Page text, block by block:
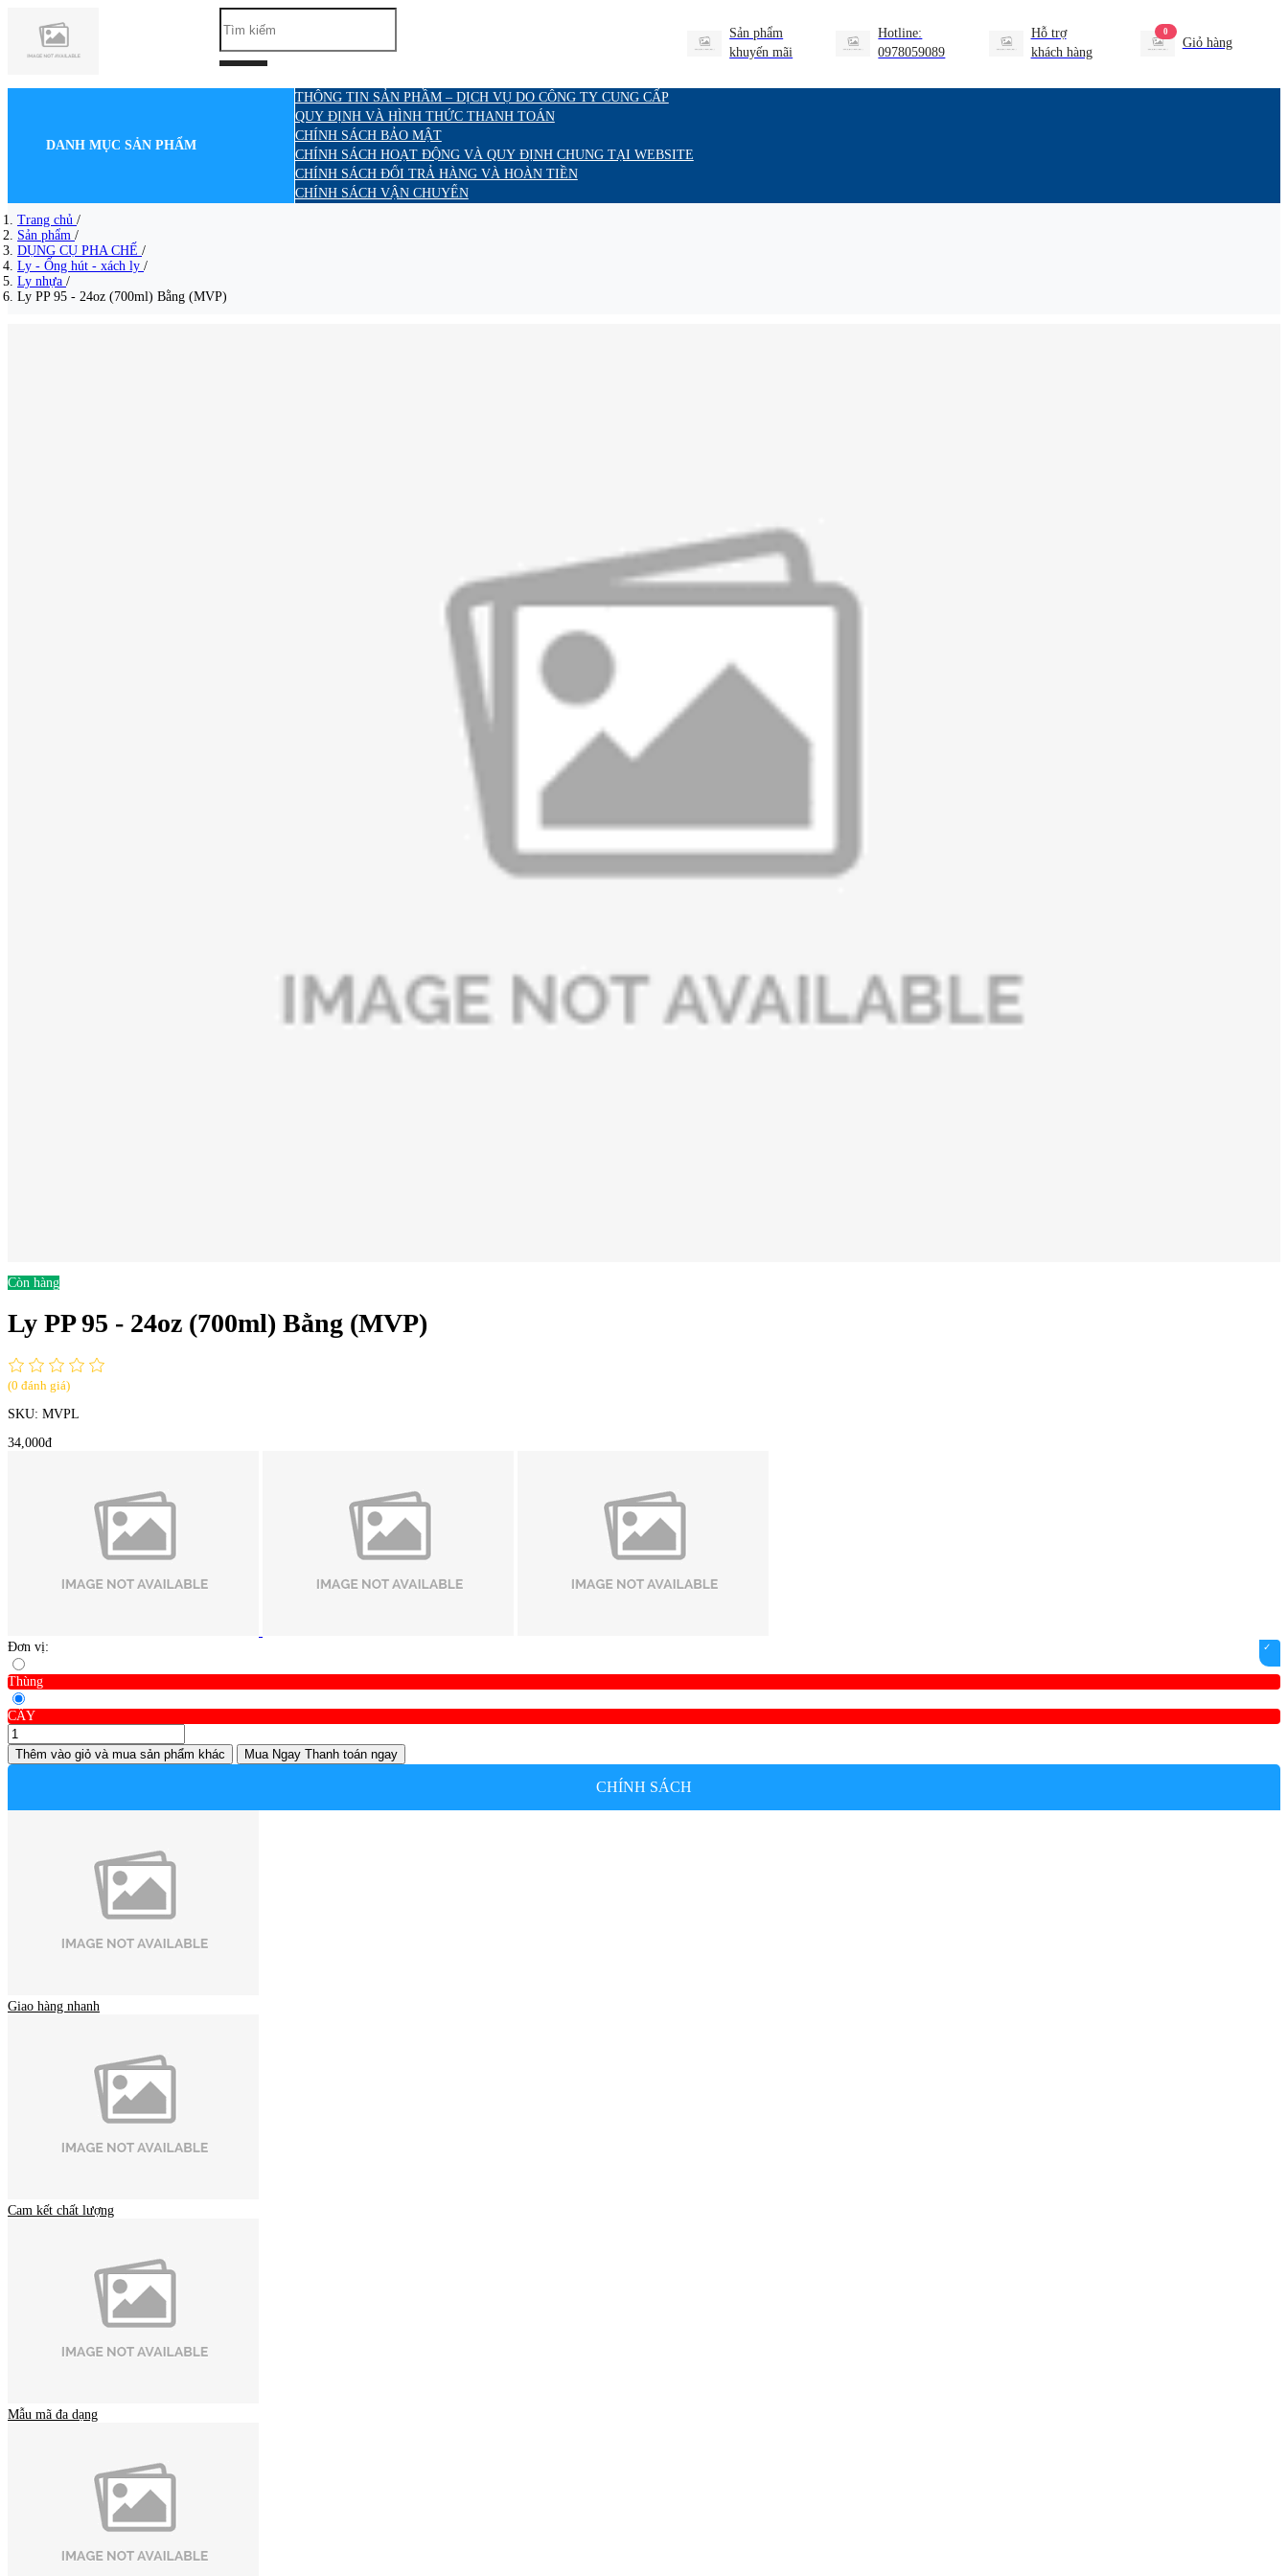
Sản phẩm
khuyến mãi
Hotline:
0978059089
Hỗ trợ
khách hàng
0
Giỏ hàng
DANH MỤC SẢN PHẨM
THÔNG TIN SẢN PHẦM – DỊCH VỤ DO CÔNG TY CUNG CẤP
QUY ĐỊNH VÀ HÌNH THỨC THANH TOÁN
CHÍNH SÁCH BẢO MẬT
CHÍNH SÁCH HOẠT ĐỘNG VÀ QUY ĐỊNH CHUNG TẠI WEBSITE
CHÍNH SÁCH ĐỔI TRẢ HÀNG VÀ HOÀN TIỀN
CHÍNH SÁCH VẬN CHUYỂN
Trang chủ /
Sản phẩm /
DỤNG CỤ PHA CHẾ /
Ly - Ống hút - xách ly /
Ly nhựa /
Ly PP 95 - 24oz (700ml) Bằng (MVP)
Còn hàng
Ly PP 95 - 24oz (700ml) Bằng (MVP)
(0 đánh giá)
SKU: MVPL
34,000đ
Đơn vị:
Thùng
CÂY
Thêm vào giỏ và mua sản phẩm khác Mua Ngay Thanh toán ngay
CHÍNH SÁCH
Giao hàng nhanh
Cam kết chất lượng
Mẫu mã đa dạng